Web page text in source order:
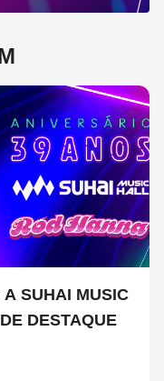
SUHAI MUSIC
DESTAQUE